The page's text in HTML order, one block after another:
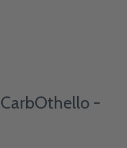
CarbOthello -